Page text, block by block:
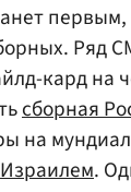
первым,
Ряд
кард на
сборная
на
Израилем.